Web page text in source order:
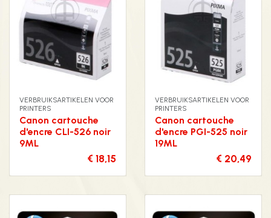
VERBRUIKSARTIKELEN VOOR
PRINTERS
Canon cartouche
d'encre CLI-526 noir
9ML
€ 18,15
VERBRUIKSARTIKELEN VOOR
PRINTERS
Canon cartouche
d'encre PGI-525 noir
19ML
€ 20,49